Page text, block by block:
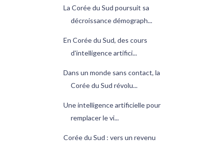
La Corée du Sud poursuit sa
décroissance démograph...
En Corée du Sud, des cours
d'intelligence artifici...
Dans un monde sans contact, la
Corée du Sud révolu...
Une intelligence artificielle pour
remplacer le vi...
Corée du Sud : vers un revenu